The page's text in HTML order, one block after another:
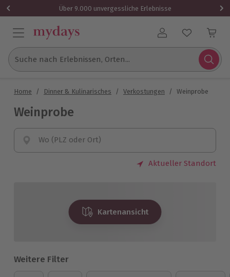
Über 9.000 unvergessliche Erlebnisse
Benutzerkonto
Suche nach Erlebnissen, Orten...
Home / Dinner & Kulinarisches / Verkostungen / Weinprobe
Weinprobe
Wo (PLZ oder Ort)
Aktueller Standort
Kartenansicht
Weitere Filter